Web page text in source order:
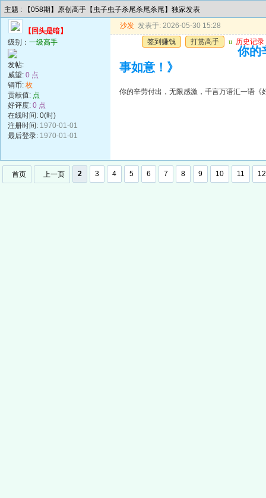
主题 : 【058期】原创高手【虫子虫子杀尾杀尾杀尾】独家发表
【回头是暗】
级别： 一级高手
发帖:
威望: 0 点
铜币: 枚
贡献值: 点
好评度: 0 点
在线时间: 0(时)
注册时间: 1970-01-01
最后登录: 1970-01-01
沙发 发表于: 2026-05-30 15:28
签到赚钱
打赏高手 u 历史记录
你的
事如意！》
你的辛劳付出，无限感激，千言万语汇一语《
首页 上一页 2 3 4 5 6 7 8 9 10 11 12